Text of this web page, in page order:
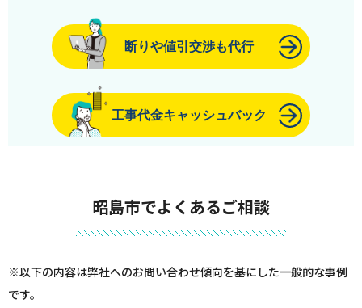
断りや値引交渉も代行
工事代金キャッシュバック
昭島市でよくあるご相談
※以下の内容は弊社へのお問い合わせ傾向を基にした一般的な事例
です。